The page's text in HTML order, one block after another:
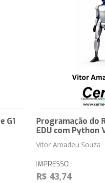
G1
Programação do
EDU com Python
Vitor Amadeu Souza
IMPRESSO
R$ 43,74